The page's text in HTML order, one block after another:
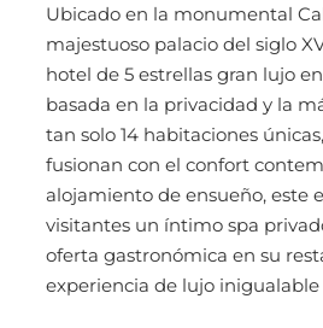
Ubicado en la monumental
majestuoso palacio del siglo
hotel de 5 estrellas gran lujo
basada en la privacidad y la
tan solo 14 habitaciones
fusionan con el confort
alojamiento de ensueño, este
visitantes un íntimo spa
oferta gastronómica en su
experiencia de lujo